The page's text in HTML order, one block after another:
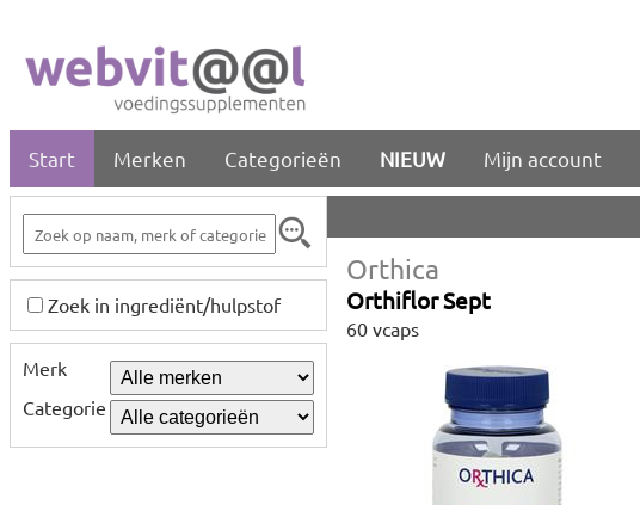
Start Merken Categorieën NIEUW Mijn account
Zoek in ingrediënt/hulpstof
Merk
Categorie
Orthica
Orthiflor Sept
60 vcaps